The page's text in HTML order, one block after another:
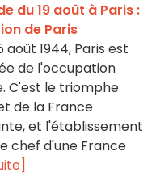
du 19 août à Paris :
de Paris
août 1944, Paris est
de l'occupation
C'est le triomphe
de la France
et l'établissement
chef d'une France